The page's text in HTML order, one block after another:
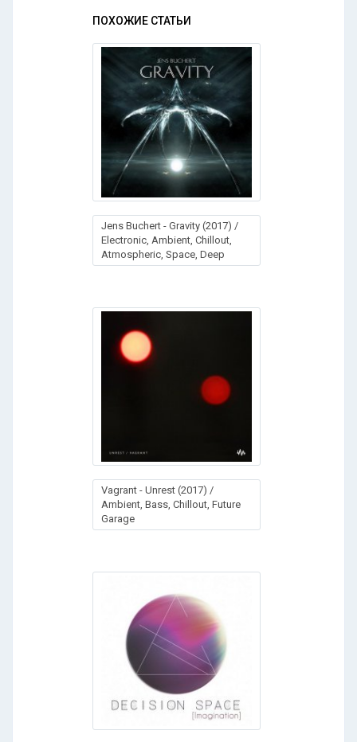
ПОХОЖИЕ СТАТЬИ
Jens Buchert - Gravity (2017) /
Electronic, Ambient, Chillout,
Atmospheric, Space, Deep
Vagrant - Unrest (2017) /
Ambient, Bass, Chillout, Future
Garage